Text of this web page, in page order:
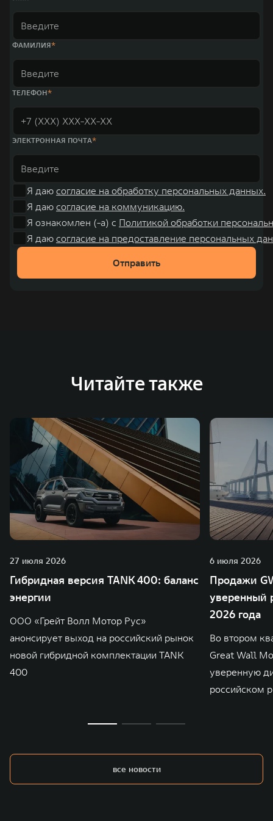
ФАМИЛИЯ
ТЕЛЕФОН
ЭЛЕКТРОННАЯ ПОЧТА
Я даю согласие на обработку персональных данных.
Я даю согласие на коммуникацию.
Я ознакомлен (-а) с Политикой обработки
Я даю согласие на предоставление персональных
Отправить
Читайте также
27 июля 2026
Гибридная версия TANK 400: баланс
энергии
ООО «Грейт Волл Мотор Рус»
анонсирует выход на российский рынок
новой гибридной комплектации TANK
400
6 июля 2026
Продажи
уверенный
2026 года
Во втором
Great Wall
уверенную
российском
все новости